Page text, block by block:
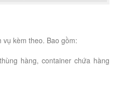
vụ kèm theo. Bao gồm:
hàng, container chứa hàng